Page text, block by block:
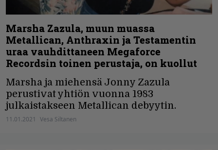
Marsha Zazula, muun muassa
Metallican, Anthraxin ja Testamentin
uraa vauhdittaneen Megaforce
Recordsin toinen perustaja, on kuollut
Marsha ja miehensä Jonny Zazula
perustivat yhtiön vuonna 1983
julkaistakseen Metallican debyytin.
11.01.2021 Vesa Siltanen